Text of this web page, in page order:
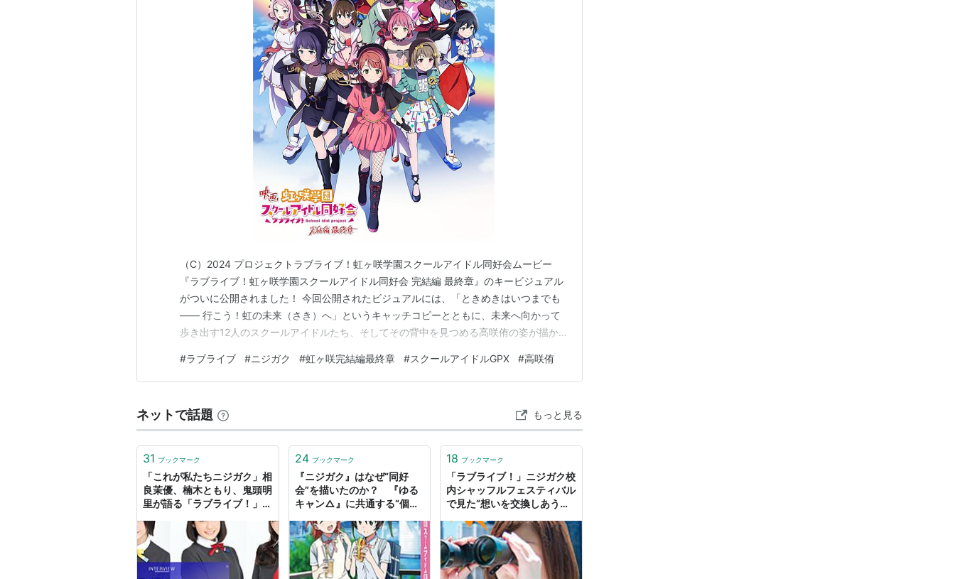
（C）2024 プロジェクトラブライブ！虹ヶ咲学園スクールアイドル同好会ムービー
『ラブライブ！虹ヶ咲学園スクールアイドル同好会 完結編 最終章』のキービジュアル
がついに公開されました！ 今回公開されたビジュアルには、「ときめきはいつまでも
―― 行こう！虹の未来（さき）へ」というキャッチコピーとともに、未来へ向かって
歩き出す12人のスクールアイドルたち、そしてその背中を見つめる高咲侑の姿が描か
なってしまいますね。 ついに公開！朝香果林＆中須かすみのダンス衣装 今回の発表で
特に話題となっているのが、朝香果林と中須か…
#ラブライブ #ニジガク #虹ヶ咲完結編最終章 #スクールアイドルGPX #高咲侑
ネットで話題 もっと見る
31 ブックマーク
「これが私たちニジガク」相
良茉優、楠木ともり、鬼頭明
里が語る「ラブライブ！」の
24 ブックマーク
『ニジガク』はなぜ“同好
会”を描いたのか？ 『ゆる
キャン△』に共通する“個の
18 ブックマーク
「ラブライブ！」ニジガク校
内シャッフルフェスティバル
で見た“想いを交換しあうス